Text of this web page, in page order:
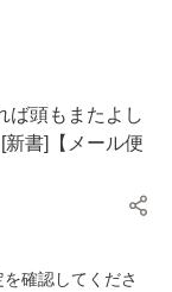
ば頭もまたよし
新書]【メール便
確認してくださ